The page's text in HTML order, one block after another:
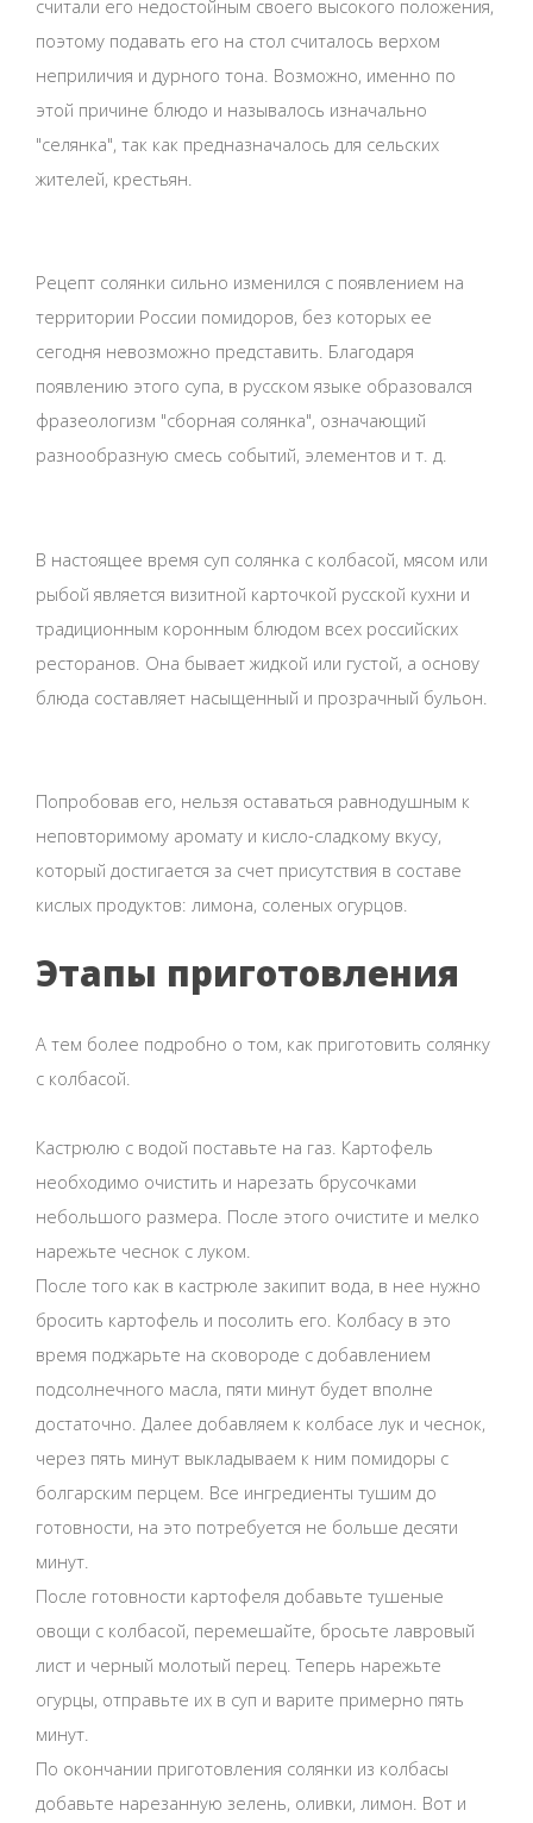
считали его недостойным своего высокого положения,
поэтому подавать его на стол считалось верхом
неприличия и дурного тона. Возможно, именно по
этой причине блюдо и называлось изначально
"селянка", так как предназначалось для сельских
жителей, крестьян.
Рецепт солянки сильно изменился с появлением на
территории России помидоров, без которых ее
сегодня невозможно представить. Благодаря
появлению этого супа, в русском языке образовался
фразеологизм "сборная солянка", означающий
разнообразную смесь событий, элементов и т. д.
В настоящее время суп солянка с колбасой, мясом или
рыбой является визитной карточкой русской кухни и
традиционным коронным блюдом всех российских
ресторанов. Она бывает жидкой или густой, а основу
блюда составляет насыщенный и прозрачный бульон.
Попробовав его, нельзя оставаться равнодушным к
неповторимому аромату и кисло-сладкому вкусу,
который достигается за счет присутствия в составе
кислых продуктов: лимона, соленых огурцов.
Этапы приготовления
А тем более подробно о том, как приготовить солянку
с колбасой.
Кастрюлю с водой поставьте на газ. Картофель
необходимо очистить и нарезать брусочками
небольшого размера. После этого очистите и мелко
нарежьте чеснок с луком.
После того как в кастрюле закипит вода, в нее нужно
бросить картофель и посолить его. Колбасу в это
время поджарьте на сковороде с добавлением
подсолнечного масла, пяти минут будет вполне
достаточно. Далее добавляем к колбасе лук и чеснок,
через пять минут выкладываем к ним помидоры с
болгарским перцем. Все ингредиенты тушим до
готовности, на это потребуется не больше десяти
минут.
После готовности картофеля добавьте тушеные
овощи с колбасой, перемешайте, бросьте лавровый
лист и черный молотый перец. Теперь нарежьте
огурцы, отправьте их в суп и варите примерно пять
минут.
По окончании приготовления солянки из колбасы
добавьте нарезанную зелень, оливки, лимон. Вот и